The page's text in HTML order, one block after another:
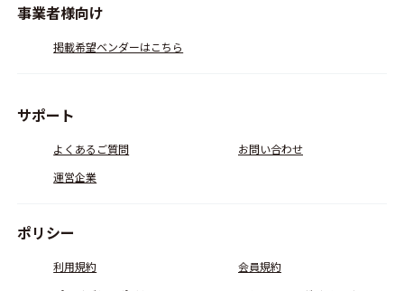
事業者様向け
掲載希望ベンダーはこちら
サポート
よくあるご質問
お問い合わせ
運営企業
ポリシー
利用規約
会員規約